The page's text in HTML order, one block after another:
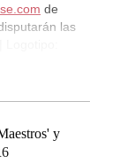
de
las
y